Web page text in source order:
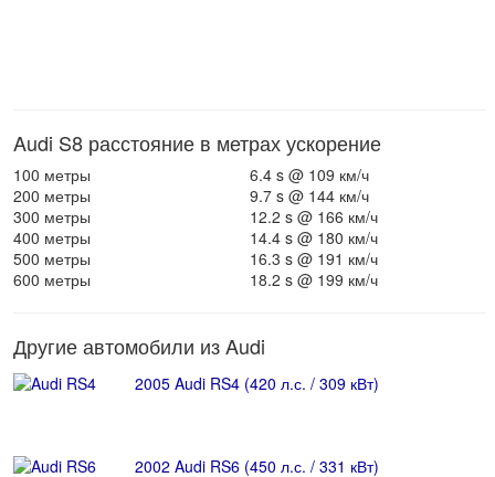
Audi S8 расстояние в метрах ускорение
100 метры
6.4 s @ 109 км/ч
200 метры
9.7 s @ 144 км/ч
300 метры
12.2 s @ 166 км/ч
400 метры
14.4 s @ 180 км/ч
500 метры
16.3 s @ 191 км/ч
600 метры
18.2 s @ 199 км/ч
Другие автомобили из Audi
2005 Audi RS4 (420 л.с. / 309 кВт)
2002 Audi RS6 (450 л.с. / 331 кВт)